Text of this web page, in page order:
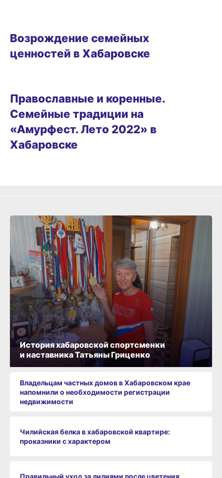
Возрождение семейных
ценностей в Хабаровске
Православные и коренные.
Семейные традиции на
«Амурфест. Лето 2022» в
Хабаровске
История хабаровской спортсменки
и наставника Татьяны Гриценко
Владельцам частных домов в Хабаровском крае
напомнили о необходимости регистрации
недвижимости
Чилийская белка в хабаровской квартире:
проказники с характером